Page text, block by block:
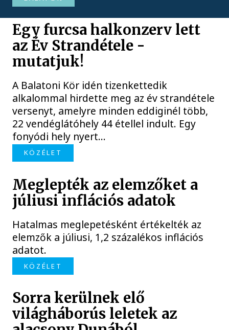
Egy furcsa halkonzerv lett
az Év Strandétele -
mutatjuk!
A Balatoni Kör idén tizenkettedik
alkalommal hirdette meg az év strandétele
versenyt, amelyre minden eddiginél több,
22 vendéglátóhely 44 étellel indult. Egy
fonyódi hely nyert...
KÖZÉLET
Meglepték az elemzőket a
júliusi inflációs adatok
Hatalmas meglepetésként értékelték az
elemzők a júliusi, 1,2 százalékos inflációs
adatot.
KÖZÉLET
Sorra kerülnek elő
világháborús leletek az